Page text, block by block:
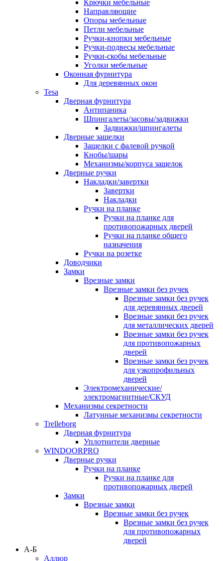
Крючки мебельные
Направляющие
Опоры мебельные
Петли мебельные
Ручки-кнопки мебельные
Ручки-подвесы мебельные
Ручки-скобы мебельные
Уголки мебельные
Оконная фурнитура
Для деревянных окон
Tesa
Дверная фурнитура
Антипаника
Шпингалеты/засовы/задвижки
Задвижки/шпингалеты
Дверные защелки
Защелки с фалевой ручкой
Кнобы/шары
Механизмы/корпуса защелок
Дверные ручки
Накладки/завертки
Завертки
Накладки
Ручки на планке
Ручки на планке для
противопожарных дверей
Ручки на планке общего
назначения
Ручки на розетке
Доводчики
Замки
Врезные замки
Врезные замки без ручек
Врезные замки без ручек
для деревянных дверей
Врезные замки без ручек
для металлических дверей
Врезные замки без ручек
для противопожарных
дверей
Врезные замки без ручек
для узкопрофильных
дверей
Электромеханические/
электромагнитные/СКУД
Механизмы секретности
Латунные механизмы секретности
Trelleborg
Дверная фурнитура
Уплотнители дверные
WINDOORPRO
Дверные ручки
Ручки на планке
Ручки на планке для
противопожарных дверей
Замки
Врезные замки
Врезные замки без ручек
Врезные замки без ручек
для противопожарных
дверей
А-Б
Аллюр